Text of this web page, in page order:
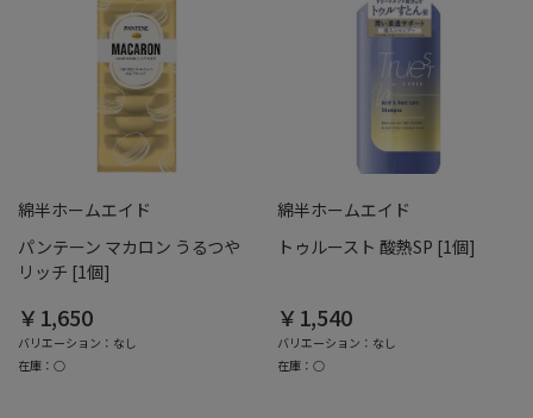
綿半ホームエイド
パンテーン マカロン うるつや
リッチ [1個]
￥1,650
バリエーション：なし
在庫：○
綿半ホームエイド
トゥルースト 酸熱SP [1個]
￥1,540
バリエーション：なし
在庫：○